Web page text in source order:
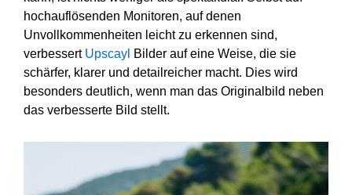
hochauflösenden Monitoren, auf denen
Unvollkommenheiten leicht zu erkennen sind,
verbessert Upscayl Bilder auf eine Weise, die sie
schärfer, klarer und detailreicher macht. Dies wird
besonders deutlich, wenn man das Originalbild neben
das verbesserte Bild stellt.